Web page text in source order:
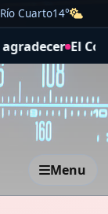
Río Cuarto14°
El Concejo
Menu